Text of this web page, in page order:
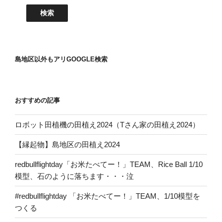
島地区以外もアリGOOGLE検索
おすすめの記事
ロボット田植機の田植え2024（Tさん家の田植え2024）
【縁起物】島地区の田植え2024
redbullflightday「お米たべてー！」TEAM、Rice Ball 1/10
模型、石のように落ちます・・・泣
#redbullflightday 「お米たべてー！」TEAM、1/10模型を
つくる